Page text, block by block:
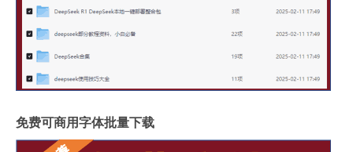
免费可商用字体批量下载